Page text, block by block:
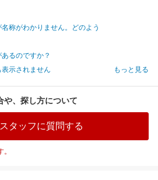
称がわかりません。どのよう
るのですか？
示されません
もっと見る
や、探し方について
タッフに質問する